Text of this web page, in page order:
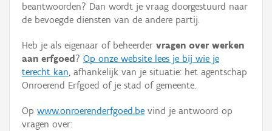
Persoon of collectief
Hergebruik
Aanmelden
beantwoorden? Dan wordt je vraag doorgestuurd naar
de bevoegde diensten van de andere partij.
Heb je als eigenaar of beheerder vragen over werken
aan erfgoed ? Op onze website lees je bij wie je
terecht kan, afhankelijk van je situatie: het agentschap
Onroerend Erfgoed of je stad of gemeente.
Op www.onroerenderfgoed.be vind je antwoord op
vragen over: